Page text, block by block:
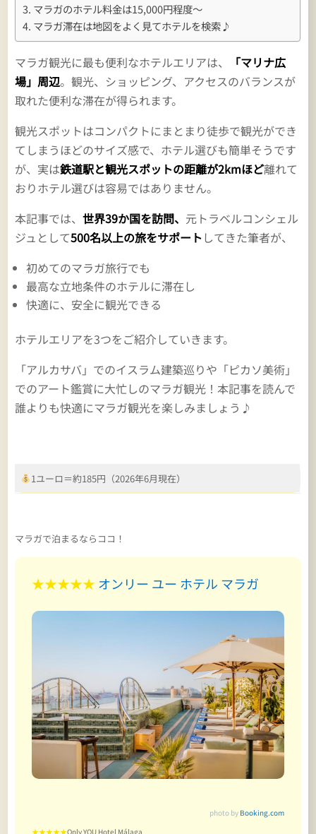
マラガのホテル料金は15,000円程度～
マラガ滞在は地図をよく見てホテルを検索♪
マラガ観光に最も便利なホテルエリアは、
「マリナ広
場」周辺。観光、ショッピング、アクセスのバランスが
取れた便利な滞在が得られます。
観光スポットはコンパクトにまとまり徒歩で観光ができ
てしまうほどのサイズ感で、ホテル選びも簡単そうです
が、実は鉄道駅と観光スポットの距離が2kmほど離れて
おりホテル選びは容易ではありません。
本記事では、世界39か国を訪問、 元トラベルコンシェル
ジュとして500名以上の旅をサポートしてきた筆者が、
初めてのマラガ旅行でも
最高な立地条件のホテルに滞在し
快適に、安全に観光できる
ホテルエリアを3つをご紹介していきます。
「アルカサバ」でのイスラム建築巡りや「ピカソ美術」
でのアート鑑賞に大忙しのマラガ観光！本記事を読んで
誰よりも快適にマラガ観光を楽しみましょう♪
1ユーロ＝約185円（2026年6月現在）
マラガで泊まるならココ！
★★★★★ オンリー ユー ホテル マラガ
photo by Booking.com
★★★★★Only YOU Hotel Málaga